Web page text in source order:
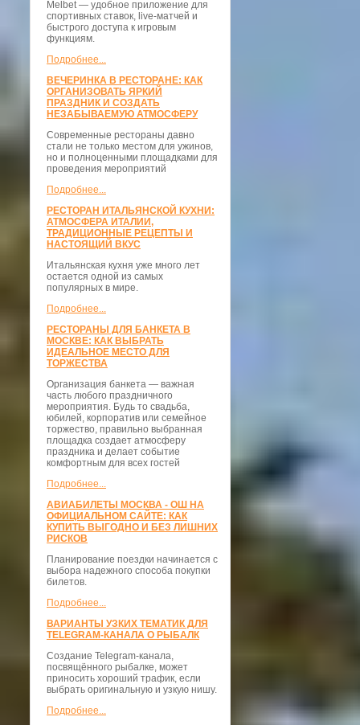
Melbet — удобное приложение для
спортивных ставок, live-матчей и
быстрого доступа к игровым
функциям.
Подробнее...
ВЕЧЕРИНКА В РЕСТОРАНЕ: КАК
ОРГАНИЗОВАТЬ ЯРКИЙ
ПРАЗДНИК И СОЗДАТЬ
НЕЗАБЫВАЕМУЮ АТМОСФЕРУ
Современные рестораны давно
стали не только местом для ужинов,
но и полноценными площадками для
проведения мероприятий
Подробнее...
РЕСТОРАН ИТАЛЬЯНСКОЙ КУХНИ:
АТМОСФЕРА ИТАЛИИ,
ТРАДИЦИОННЫЕ РЕЦЕПТЫ И
НАСТОЯЩИЙ ВКУС
Итальянская кухня уже много лет
остается одной из самых
популярных в мире.
Подробнее...
РЕСТОРАНЫ ДЛЯ БАНКЕТА В
МОСКВЕ: КАК ВЫБРАТЬ
ИДЕАЛЬНОЕ МЕСТО ДЛЯ
ТОРЖЕСТВА
Организация банкета — важная
часть любого праздничного
мероприятия. Будь то свадьба,
юбилей, корпоратив или семейное
торжество, правильно выбранная
площадка создает атмосферу
праздника и делает событие
комфортным для всех гостей
Подробнее...
АВИАБИЛЕТЫ МОСКВА - ОШ НА
ОФИЦИАЛЬНОМ САЙТЕ: КАК
КУПИТЬ ВЫГОДНО И БЕЗ ЛИШНИХ
РИСКОВ
Планирование поездки начинается с
выбора надежного способа покупки
билетов.
Подробнее...
ВАРИАНТЫ УЗКИХ ТЕМАТИК ДЛЯ
TELEGRAM-КАНАЛА О РЫБАЛК
Создание Telegram-канала,
посвящённого рыбалке, может
приносить хороший трафик, если
выбрать оригинальную и узкую нишу.
Подробнее...